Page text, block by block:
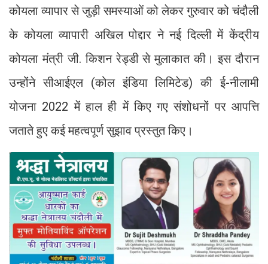
कोयला व्यापार से जुड़ी समस्याओं को लेकर गुरुवार को चंदौली
के कोयला व्यापारी अखिल पोद्दार ने नई दिल्ली में केंद्रीय
कोयला मंत्री जी. किशन रेड्डी से मुलाकात की। इस दौरान
उन्होंने सीआईएल (कोल इंडिया लिमिटेड) की ई-नीलामी
योजना 2022 में हाल ही में किए गए संशोधनों पर आपत्ति
जताते हुए कई महत्वपूर्ण सुझाव प्रस्तुत किए।